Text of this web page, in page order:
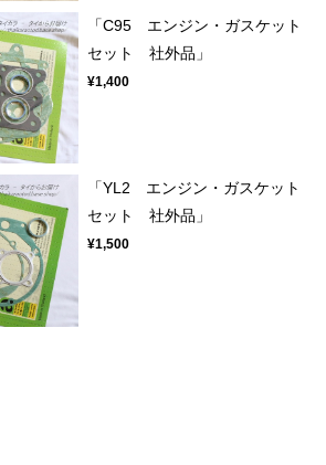
「C95 エンジン・ガスケット
セット 社外品」
¥1,400
「YL2 エンジン・ガスケット
セット 社外品」
¥1,500